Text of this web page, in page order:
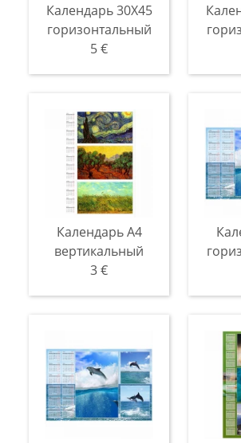
Календарь 30Х45
горизонтальный
5 €
Календарь A4
вертикальный
3 €